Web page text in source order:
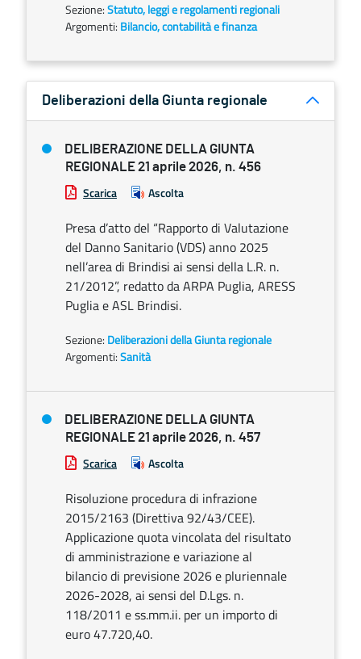
Sezione:Statuto, leggi e regolamenti regionali
Argomenti: Bilancio, contabilità e finanza
Deliberazioni della Giunta regionale
DELIBERAZIONE DELLA GIUNTA
REGIONALE 21 aprile 2026, n. 456
Scarica Ascolta
Presa d’atto del “Rapporto di Valutazione
del Danno Sanitario (VDS) anno 2025
nell’area di Brindisi ai sensi della L.R. n.
21/2012”, redatto da ARPA Puglia, ARESS
Puglia e ASL Brindisi.
Sezione: Deliberazioni della Giunta regionale
Argomenti:Sanità
DELIBERAZIONE DELLA GIUNTA
REGIONALE 21 aprile 2026, n. 457
Scarica Ascolta
Risoluzione procedura di infrazione
2015/2163 (Direttiva 92/43/CEE).
Applicazione quota vincolata del risultato
di amministrazione e variazione al
bilancio di previsione 2026 e pluriennale
2026-2028, ai sensi del D.Lgs. n.
118/2011 e ss.mm.ii. per un importo di
euro 47.720,40.